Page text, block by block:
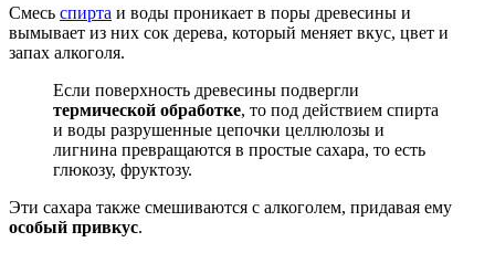
Смесь спирта и воды проникает в поры древесины и
вымывает из них сок дерева, который меняет вкус, цвет и
запах алкоголя.
Если поверхность древесины подвергли
термической обработке, то под действием спирта
и воды разрушенные цепочки целлюлозы и
лигнина превращаются в простые сахара, то есть
глюкозу, фруктозу.
Эти сахара также смешиваются с алкоголем, придавая ему
особый привкус.